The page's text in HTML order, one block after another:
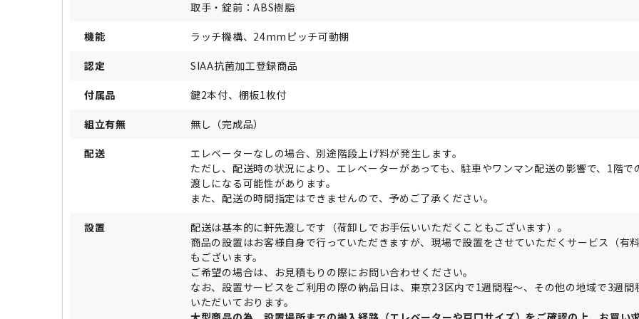
取手・錠前：ABS樹脂
機能 ラッチ機構、24mmピッチ可動棚
認定 SIAA抗菌加工登録商品
付属品 鍵2本付、棚板1枚付
組立有無 無し（完成品）
配送
エレベーターなしの場合、別途階段上げ料が発生します。
ただし、配送時の状況により、エレベーターがあっても、駐車やワンマン配送の影響で、1階で
渡しになる可能性があります。
また、配送の時間指定はできませんので、予めご了承ください。
設置
配送は基本的に軒先渡しです（荷卸しでお手伝いいただくこともございます）。
商品の設置はお客様自身で行っていただきますが、現場で設置をさせていただくサービス（有料
もございます。
ご希望の場合は、お見積もりの際にお問い合わせください。
なお、設置サービスをご利用の際の納品日は、東京23区内で1週間程～、その他の地域で3週間
いただいております。